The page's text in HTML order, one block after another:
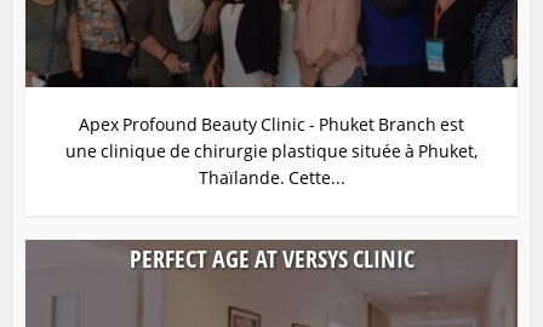
Apex Profound Beauty Clinic - Phuket Branch est
une clinique de chirurgie plastique située à Phuket,
Thaïlande. Cette...
PERFECT AGE AT VERSYS CLINIC